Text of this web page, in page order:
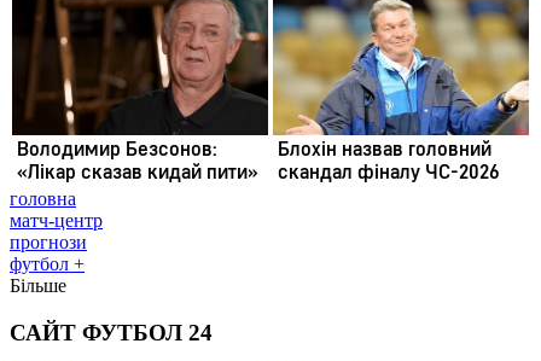
головна
матч-центр
прогнози
футбол +
Більше
САЙТ ФУТБОЛ 24